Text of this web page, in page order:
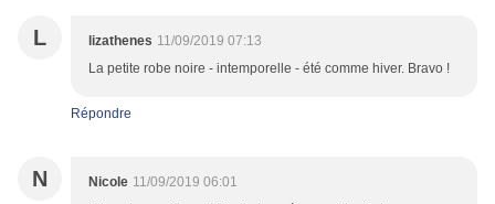
L lizathenes 11/09/2019 07:13
La petite robe noire - intemporelle - été comme hiver. Bravo !
Répondre
N Nicole 11/09/2019 06:01